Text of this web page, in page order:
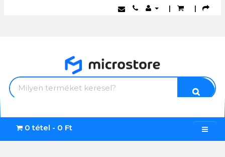
| |
0 tétel - 0 Ft